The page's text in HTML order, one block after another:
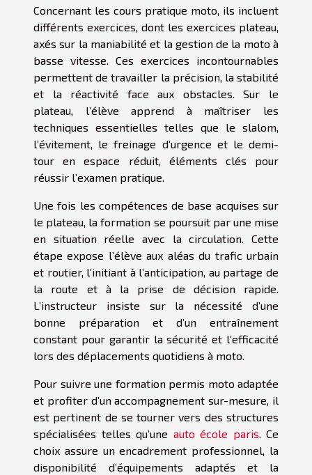
Concernant les cours pratique moto, ils incluent
différents exercices, dont les exercices plateau,
axés sur la maniabilité et la gestion de la moto à
basse vitesse. Ces exercices incontournables
permettent de travailler la précision, la stabilité
et la réactivité face aux obstacles. Sur le
plateau, l’élève apprend à maîtriser les
techniques essentielles telles que le slalom,
l’évitement, le freinage d’urgence et le demi-
tour en espace réduit, éléments clés pour
réussir l’examen pratique.
Une fois les compétences de base acquises sur
le plateau, la formation se poursuit par une mise
en situation réelle avec la circulation. Cette
étape expose l’élève aux aléas du trafic urbain
et routier, l’initiant à l’anticipation, au partage de
la route et à la prise de décision rapide.
L’instructeur insiste sur la nécessité d’une
bonne préparation et d’un entraînement
constant pour garantir la sécurité et l’efficacité
lors des déplacements quotidiens à moto.
Pour suivre une formation permis moto adaptée
et profiter d’un accompagnement sur-mesure, il
est pertinent de se tourner vers des structures
spécialisées telles qu’une auto école paris. Ce
choix assure un encadrement professionnel, la
disponibilité d’équipements adaptés et la